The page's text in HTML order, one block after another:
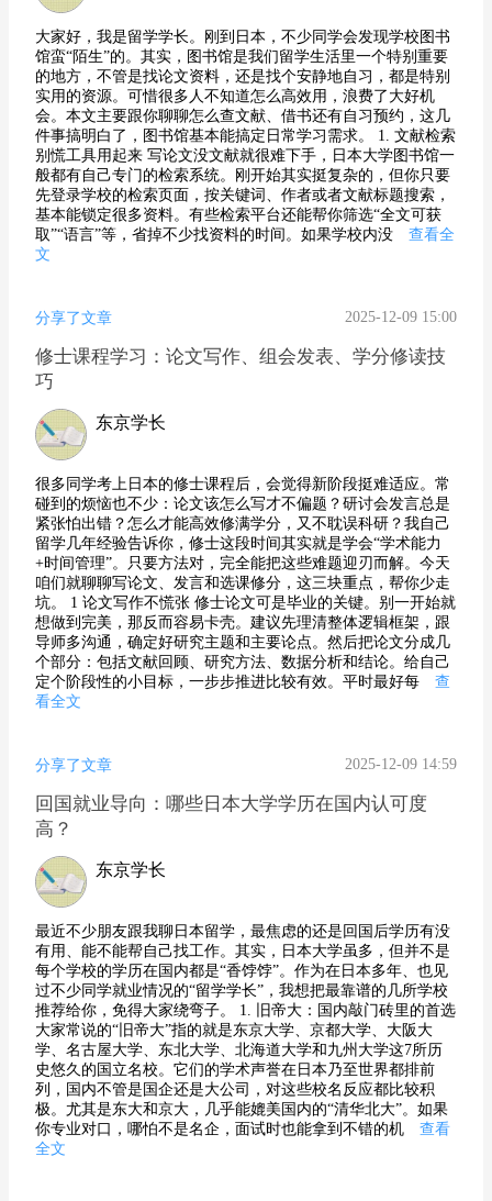
大家好，我是留学学长。刚到日本，不少同学会发现学校图书
馆蛮“陌生”的。其实，图书馆是我们留学生活里一个特别重要
的地方，不管是找论文资料，还是找个安静地自习，都是特别
实用的资源。可惜很多人不知道怎么高效用，浪费了大好机
会。本文主要跟你聊聊怎么查文献、借书还有自习预约，这几
件事搞明白了，图书馆基本能搞定日常学习需求。 1. 文献检索
别慌工具用起来 写论文没文献就很难下手，日本大学图书馆一
般都有自己专门的检索系统。刚开始其实挺复杂的，但你只要
先登录学校的检索页面，按关键词、作者或者文献标题搜索，
基本能锁定很多资料。有些检索平台还能帮你筛选“全文可获
取”“语言”等，省掉不少找资料的时间。如果学校内没
查看全
文
分享了文章 2025-12-09 15:00
修士课程学习：论文写作、组会发表、学分修读技
巧
东京学长
很多同学考上日本的修士课程后，会觉得新阶段挺难适应。常
碰到的烦恼也不少：论文该怎么写才不偏题？研讨会发言总是
紧张怕出错？怎么才能高效修满学分，又不耽误科研？我自己
留学几年经验告诉你，修士这段时间其实就是学会“学术能力
+时间管理”。只要方法对，完全能把这些难题迎刃而解。今天
咱们就聊聊写论文、发言和选课修分，这三块重点，帮你少走
坑。 1 论文写作不慌张 修士论文可是毕业的关键。别一开始就
想做到完美，那反而容易卡壳。建议先理清整体逻辑框架，跟
导师多沟通，确定好研究主题和主要论点。然后把论文分成几
个部分：包括文献回顾、研究方法、数据分析和结论。给自己
定个阶段性的小目标，一步步推进比较有效。平时最好每
查
看全文
分享了文章 2025-12-09 14:59
回国就业导向：哪些日本大学学历在国内认可度
高？
东京学长
最近不少朋友跟我聊日本留学，最焦虑的还是回国后学历有没
有用、能不能帮自己找工作。其实，日本大学虽多，但并不是
每个学校的学历在国内都是“香饽饽”。作为在日本多年、也见
过不少同学就业情况的“留学学长”，我想把最靠谱的几所学校
推荐给你，免得大家绕弯子。 1. 旧帝大：国内敲门砖里的首选
大家常说的“旧帝大”指的就是东京大学、京都大学、大阪大
学、名古屋大学、东北大学、北海道大学和九州大学这7所历
史悠久的国立名校。它们的学术声誉在日本乃至世界都排前
列，国内不管是国企还是大公司，对这些校名反应都比较积
极。尤其是东大和京大，几乎能媲美国内的“清华北大”。如果
你专业对口，哪怕不是名企，面试时也能拿到不错的机
查看
全文